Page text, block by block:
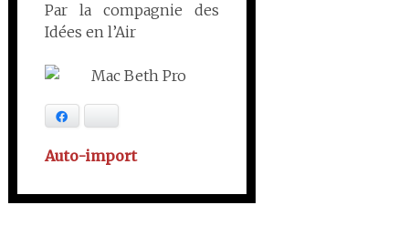
Par la compagnie des
Idées en l’Air
Auto-import